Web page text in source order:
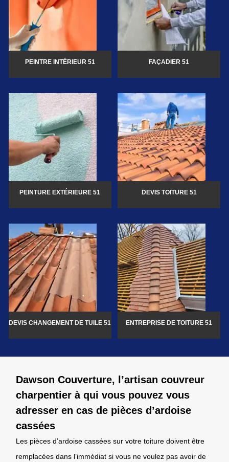
PEINTRE INTÉRIEUR 51 FAÇADIER 51
PEINTURE EXTÉRIEURE 51 DEVIS TOITURE 51
DEVIS CHANGEMENT DE TUILE 51 ENTREPRISE DE TOITURE 51
Dawson Couverture, l’artisan couvreur
charpentier à qui vous pouvez vous
adresser en cas de pièces d’ardoise
cassées
Les pièces d’ardoise cassées sur votre toiture doivent être
remplacées dans l’immédiat si vous ne voulez pas avoir de